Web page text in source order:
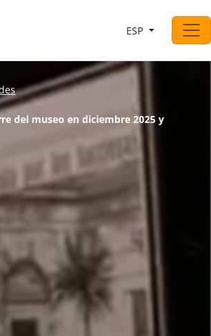
ESP
del museo en diciembre 2025 y